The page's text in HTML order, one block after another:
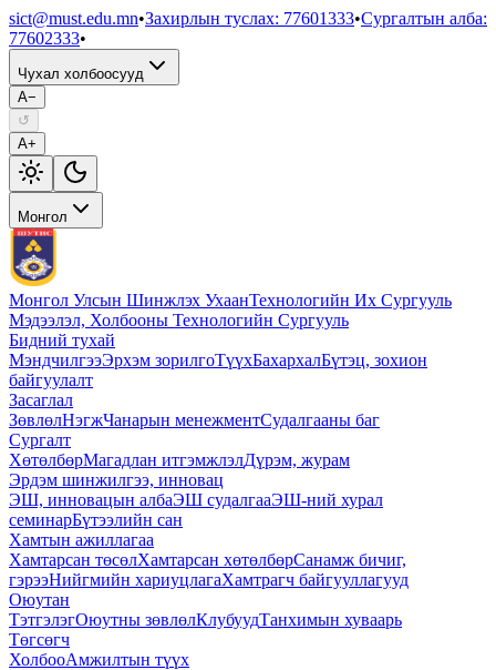
sict@must.edu.mn•Захирлын туслах: 77601333•Сургалтын алба:
77602333•
Чухал холбоосууд
A−
↺
A+
Монгол
Монгол Улсын Шинжлэх УхаанТехнологийн Их Сургууль
Мэдээлэл, Холбооны Технологийн Сургууль
Бидний тухай
МэндчилгээЭрхэм зорилгоТүүхБахархалБүтэц, зохион
байгуулалт
Засаглал
ЗөвлөлНэгжЧанарын менежментСудалгааны баг
Сургалт
ХөтөлбөрМагадлан итгэмжлэлДүрэм, журам
Эрдэм шинжилгээ, инновац
ЭШ, инновацын албаЭШ судалгааЭШ-ний хурал
семинарБүтээлийн сан
Хамтын ажиллагаа
Хамтарсан төсөлХамтарсан хөтөлбөрСанамж бичиг,
гэрээНийгмийн хариуцлагаХамтрагч байгууллагууд
Оюутан
ТэтгэлэгОюутны зөвлөлКлубуудТанхимын хуваарь
Төгсөгч
ХолбооАмжилтын түүх